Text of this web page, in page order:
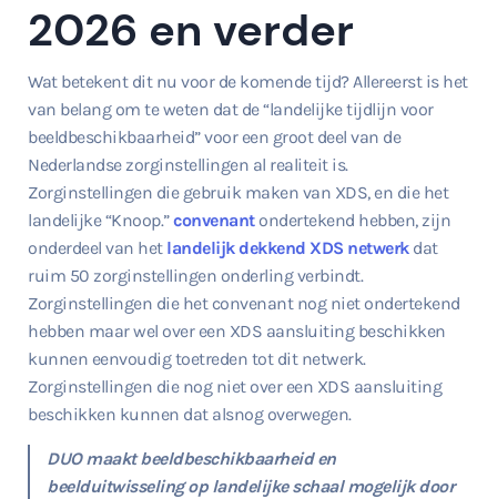
2026 en verder
Wat betekent dit nu voor de komende tijd? Allereerst is het
van belang om te weten dat de “landelijke tijdlijn voor
beeldbeschikbaarheid” voor een groot deel van de
Nederlandse zorginstellingen al realiteit is.
Zorginstellingen die gebruik maken van XDS, en die het
landelijke “Knoop.”convenantondertekend hebben, zijn
onderdeel van het landelijk dekkend XDS netwerkdat
ruim 50 zorginstellingen onderling verbindt.
Zorginstellingen die het convenant nog niet ondertekend
hebben maar wel over een XDS aansluiting beschikken
kunnen eenvoudig toetreden tot dit netwerk.
Zorginstellingen die nog niet over een XDS aansluiting
beschikken kunnen dat alsnog overwegen.
DUO maakt beeldbeschikbaarheid en
beelduitwisseling op landelijke schaal mogelijk door